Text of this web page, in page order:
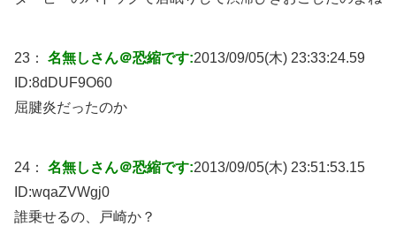
23： 名無しさん＠恐縮です:2013/09/05(木) 23:33:24.59
ID:8dDUF9O60
屈腱炎だったのか
24： 名無しさん＠恐縮です:2013/09/05(木) 23:51:53.15
ID:wqaZVWgj0
誰乗せるの、戸崎か？